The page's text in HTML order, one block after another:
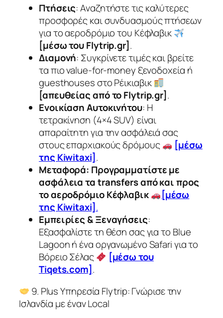
Πτήσεις: Αναζητήστε τις καλύτερες
προσφορές και συνδυασμούς πτήσεων
για το αεροδρόμιο του Κέφλαβικ
[μέσω του Flytrip.gr].
Διαμονή: Συγκρίνετε τιμές και βρείτε
τα πιο value-for-money ξενοδοχεία ή
guesthouses στο Ρέικιαβικ
[απευθείας από το Flytrip.gr].
Ενοικίαση Αυτοκινήτου: Η
τετρακίνηση (4×4 SUV) είναι
απαραίτητη για την ασφάλειά σας
στους επαρχιακούς δρόμους
[μέσω
της Kiwitaxi].
Μεταφορά: Προγραμματίστε με
ασφάλεια τα transfers από και προς
το αεροδρόμιο Κέφλαβικ
[μέσω
της Kiwitaxi].
Εμπειρίες & Ξεναγήσεις:
Εξασφαλίστε τη θέση σας για το Blue
Lagoon ή ένα οργανωμένο Safari για το
Βόρειο Σέλας
[μέσω του
Tiqets.com].
9. Plus Υπηρεσία Flytrip: Γνώρισε την
Ισλανδία με έναν Local